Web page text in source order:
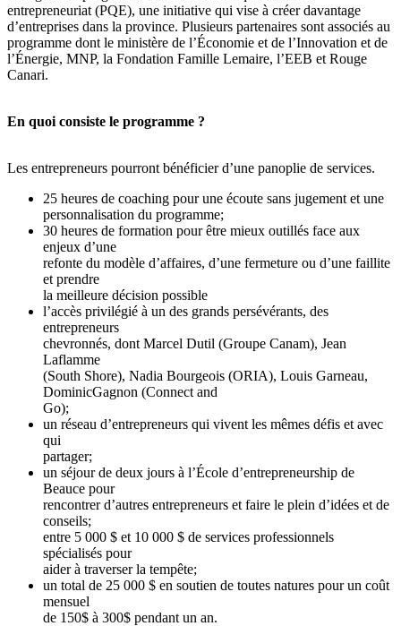
entrepreneuriat (PQE), une initiative qui vise à créer davantage
d’entreprises dans la province. Plusieurs partenaires sont associés au
programme dont le ministère de l’Économie et de l’Innovation et de
l’Énergie, MNP, la Fondation Famille Lemaire, l’EEB et Rouge
Canari.
En quoi consiste le programme ?
Les entrepreneurs pourront bénéficier d’une panoplie de services.
25 heures de coaching pour une écoute sans jugement et une
personnalisation du programme;
30 heures de formation pour être mieux outillés face aux
enjeux d’une
refonte du modèle d’affaires, d’une fermeture ou d’une faillite
et prendre
la meilleure décision possible
l’accès privilégié à un des grands persévérants, des
entrepreneurs
chevronnés, dont Marcel Dutil (Groupe Canam), Jean
Laflamme
(South Shore), Nadia Bourgeois (ORIA), Louis Garneau,
DominicGagnon (Connect and
Go);
un réseau d’entrepreneurs qui vivent les mêmes défis et avec
qui
partager;
un séjour de deux jours à l’École d’entrepreneurship de
Beauce pour
rencontrer d’autres entrepreneurs et faire le plein d’idées et de
conseils;
entre 5 000 $ et 10 000 $ de services professionnels
spécialisés pour
aider à traverser la tempête;
un total de 25 000 $ en soutien de toutes natures pour un coût
mensuel
de 150$ à 300$ pendant un an.